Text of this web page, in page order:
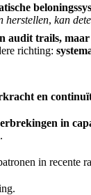
herstellen, kan
audit trails,
richting:
en
in
in recente